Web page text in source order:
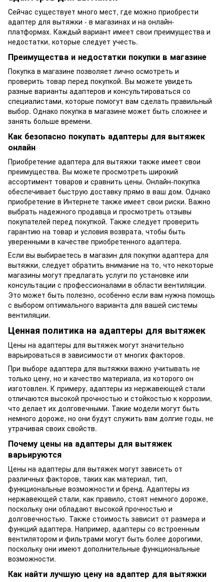
Сейчас существует много мест, где можно приобрести
адаптер для вытяжки - в магазинах и на онлайн-
платформах. Каждый вариант имеет свои преимущества и
недостатки, которые следует учесть.
Преимущества и недостатки покупки в магазине
Покупка в магазине позволяет лично осмотреть и
проверить товар перед покупкой. Вы можете увидеть
разные варианты адаптеров и консультироваться со
специалистами, которые помогут вам сделать правильный
выбор. Однако покупка в магазине может быть сложнее и
занять больше времени.
Как безопасно покупать адаптеры для вытяжек
онлайн
Приобретение адаптера для вытяжки также имеет свои
преимущества. Вы можете просмотреть широкий
ассортимент товаров и сравнить цены. Онлайн-покупка
обеспечивает быструю доставку прямо в ваш дом. Однако
приобретение в Интернете также имеет свои риски. Важно
выбрать надежного продавца и просмотреть отзывы
покупателей перед покупкой. Также следует проверить
гарантию на товар и условия возврата, чтобы быть
уверенными в качестве приобретенного адаптера.
Если вы выбираетесь в магазин для покупки адаптера для
вытяжки, следует обратить внимание на то, что некоторые
магазины могут предлагать услуги по установке или
консультации с профессионалами в области вентиляции.
Это может быть полезно, особенно если вам нужна помощь
с выбором оптимального варианта для вашей системы
вентиляции.
Ценная политика на адаптеры для вытяжек
Цены на адаптеры для вытяжек могут значительно
варьироваться в зависимости от многих факторов.
При выборе адаптера для вытяжки важно учитывать не
только цену, но и качество материала, из которого он
изготовлен. К примеру, адаптеры из нержавеющей стали
отличаются высокой прочностью и стойкостью к коррозии,
что делает их долговечными. Такие модели могут быть
немного дороже, но они будут служить вам долгие годы, не
утрачивая своих свойств.
Почему цены на адаптеры для вытяжек
варьируются
Цены на адаптеры для вытяжек могут зависеть от
различных факторов, таких как материал, тип,
функциональные возможности и бренд. Адаптеры из
нержавеющей стали, как правило, стоят немного дороже,
поскольку они обладают высокой прочностью и
долговечностью. Также стоимость зависит от размера и
функций адаптера. Например, адаптеры со встроенным
вентилятором и фильтрами могут быть более дорогими,
поскольку они имеют дополнительные функциональные
возможности.
Как найти лучшую цену на адаптер для вытяжки